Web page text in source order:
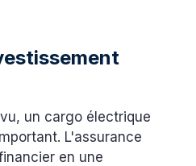
un cargo électrique
L'assurance
en une